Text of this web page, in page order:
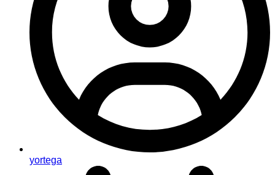
yortega